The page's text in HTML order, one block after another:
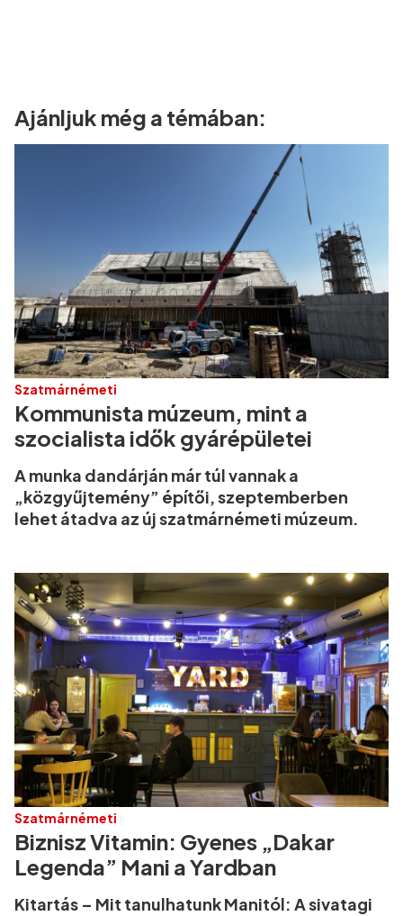
Ajánljuk még a témában:
Szatmárnémeti
Kommunista múzeum, mint a
szocialista idők gyárépületei
A munka dandárján már túl vannak a
„közgyűjtemény” építői, szeptemberben
lehet átadva az új szatmárnémeti múzeum.
Szatmárnémeti
Biznisz Vitamin: Gyenes „Dakar
Legenda” Mani a Yardban
Kitartás – Mit tanulhatunk Manitól: A sivatagi